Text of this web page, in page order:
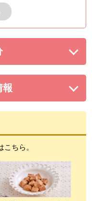
ゲンを閉じる。
する。
報
開する。
ちら。